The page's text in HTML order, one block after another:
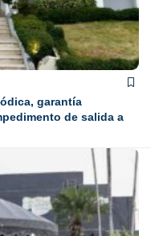
garantía
de salida a